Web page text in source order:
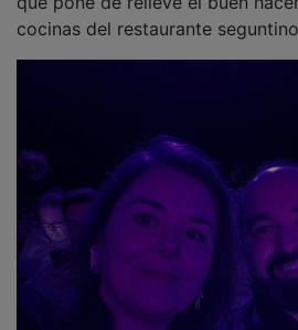
cocinas del restaurante seguntino.